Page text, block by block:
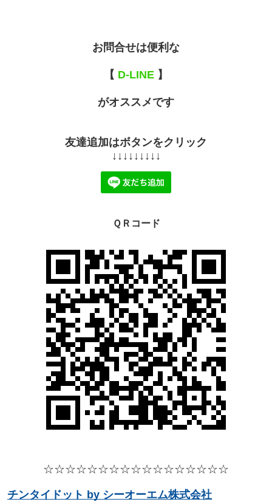
お問合せは便利な
【 D-LINE 】
がオススメです
友達追加はボタンをクリック
↓↓↓↓↓↓↓↓↓
ＱＲコード
☆☆☆☆☆☆☆☆☆☆☆☆☆☆☆☆☆
チンタイドット by シーオーエム株式会社